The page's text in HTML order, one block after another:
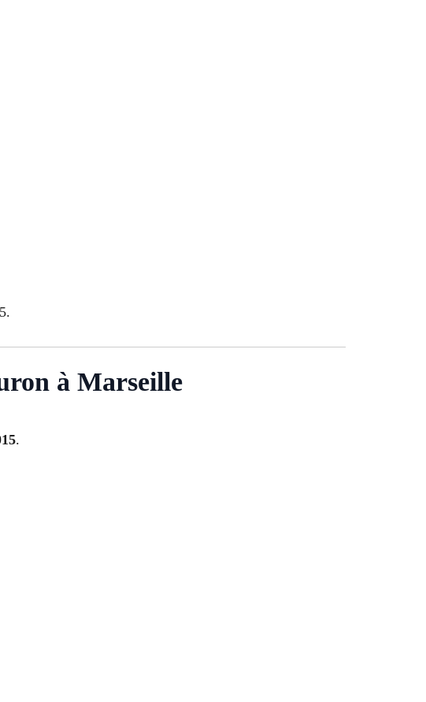
à Marseille
.